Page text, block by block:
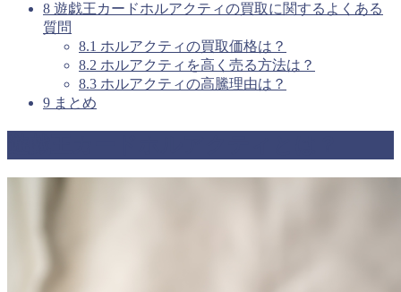
8 遊戯王カードホルアクティの買取に関するよくある
質問
8.1 ホルアクティの買取価格は？
8.2 ホルアクティを高く売る方法は？
8.3 ホルアクティの高騰理由は？
9 まとめ